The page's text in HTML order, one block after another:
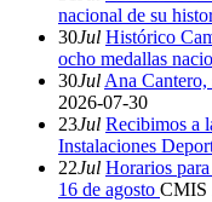
nacional de su
30Jul Histórico
ocho medallas
30Jul Ana Cantero,
2026-07-30
23Jul Recibimos a
Instalaciones
22Jul Horarios
16 de agosto CMIS